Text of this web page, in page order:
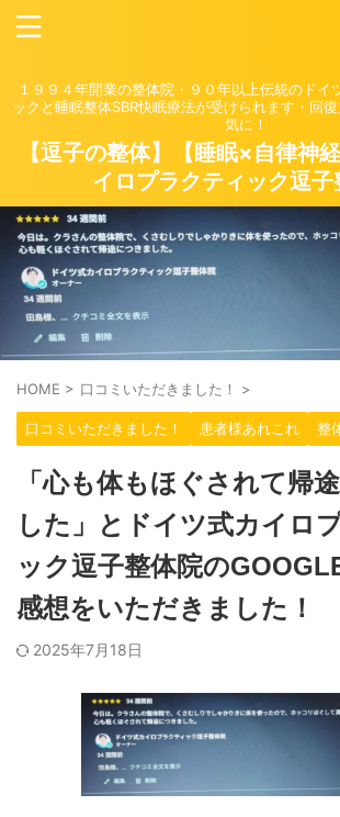
１９９４年開業の整体院・９０年以上伝統のドイ
ックと睡眠整体SBR快眠療法が受けられます・回
気に！
【逗子の整体】【睡眠×自律神
イロプラクティック逗子
HOME > 口コミいただきました！ >
口コミいただきました！ 患者様あれこれ 整
「心も体もほぐされて帰
した」とドイツ式カイロ
ック逗子整体院の
感想をいただきました！
2025年7月18日